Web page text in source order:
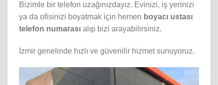
Bizimle bir telefon uzağınızdayız. Evinizi, iş yerinizi
ya da ofisinizi boyatmak için hemen boyacı ustası
telefon numarası alıp bizi arayabilirsiniz.
İzmir genelinde hızlı ve güvenilir hizmet sunuyoruz.